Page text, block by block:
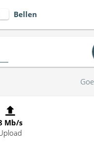
Bellen
Mb/s